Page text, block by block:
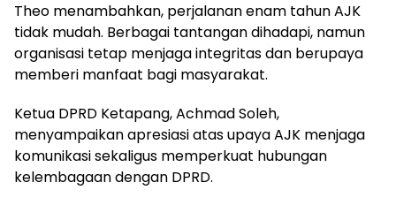
Theo menambahkan, perjalanan enam tahun AJK
tidak mudah. Berbagai tantangan dihadapi, namun
organisasi tetap menjaga integritas dan berupaya
memberi manfaat bagi masyarakat.
Ketua DPRD Ketapang, Achmad Soleh,
menyampaikan apresiasi atas upaya AJK menjaga
komunikasi sekaligus memperkuat hubungan
kelembagaan dengan DPRD.